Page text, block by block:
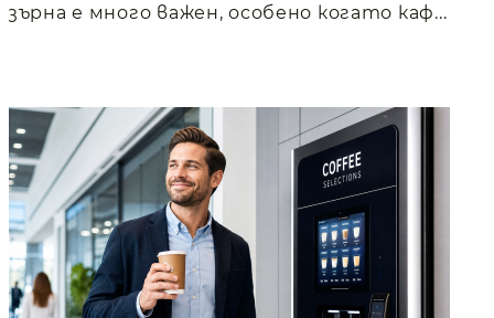
зърна е много важен, особено когато каф...